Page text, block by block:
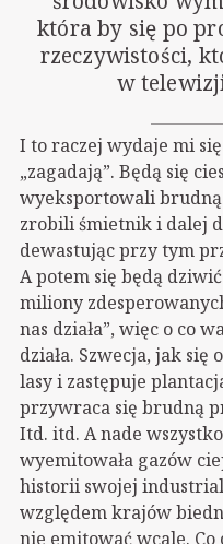
która by się po
rzeczywistości,
w
I to raczej wydaje mi
„zagadają”. Będą się
wyeksportowali
zrobili śmietnik i dalej
dewastując przy tym
A potem się będą
miliony
nas działa”, więc o co
działa. Szwecja, jak się
lasy i zastępuje
przywraca się brudną
Itd. itd. A nade
wyemitowała gazów
historii swojej
względem krajów
nie emitować wcale.